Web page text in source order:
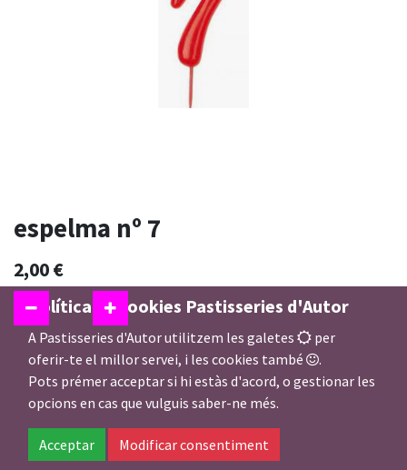
espelma nº 7
2,00€
Afegir a la Cistella
Afegir a preferits
Política de cookies Pastisseries d'Autor
A Pastisseries d'Autor utilitzem les galetes
per
oferir-te el millor servei, i les cookies també
.
Pots prémer acceptar si hi estàs d'acord, o gestionar les
opcions en cas que vulguis saber-ne més.
Acceptar Modificar consentiment